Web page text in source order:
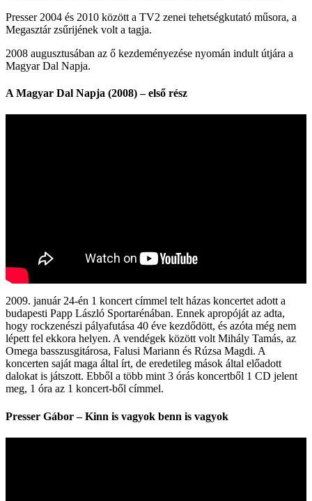
Presser 2004 és 2010 között a TV2 zenei tehetségkutató műsora, a
Megasztár zsűrijének volt a tagja.
2008 augusztusában az ő kezdeményezése nyomán indult útjára a
Magyar Dal Napja.
A Magyar Dal Napja (2008) – első rész
2009. január 24-én 1 koncert címmel telt házas koncertet adott a
budapesti Papp László Sportarénában. Ennek apropóját az adta,
hogy rockzenészi pályafutása 40 éve kezdődött, és azóta még nem
lépett fel ekkora helyen. A vendégek között volt Mihály Tamás, az
Omega basszusgitárosa, Falusi Mariann és Rúzsa Magdi. A
koncerten saját maga által írt, de eredetileg mások által előadott
dalokat is játszott. Ebből a több mint 3 órás koncertből 1 CD jelent
meg, 1 óra az 1 koncert-ből címmel.
Presser Gábor – Kinn is vagyok benn is vagyok